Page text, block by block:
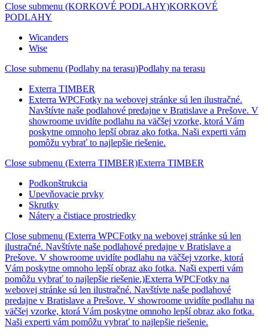
Close submenu (KORKOVÉ PODLAHY)KORKOVÉ
PODLAHY
Wicanders
Wise
Close submenu (Podlahy na terasu)Podlahy na terasu
Exterra TIMBER
Exterra WPCFotky na webovej stránke sú len ilustračné.
Navštívte naše podlahové predajne v Bratislave a Prešove. V
showroome uvidíte podlahu na väčšej vzorke, ktorá Vám
poskytne omnoho lepší obraz ako fotka. Naši experti vám
pomôžu vybrať to najlepšie riešenie.
Close submenu (Exterra TIMBER)Exterra TIMBER
Podkonštrukcia
Upevňovacie prvky
Skrutky
Nátery a čistiace prostriedky
Close submenu (Exterra WPCFotky na webovej stránke sú len
ilustračné. Navštívte naše podlahové predajne v Bratislave a
Prešove. V showroome uvidíte podlahu na väčšej vzorke, ktorá
Vám poskytne omnoho lepší obraz ako fotka. Naši experti vám
pomôžu vybrať to najlepšie riešenie.)Exterra WPCFotky na
webovej stránke sú len ilustračné. Navštívte naše podlahové
predajne v Bratislave a Prešove. V showroome uvidíte podlahu na
väčšej vzorke, ktorá Vám poskytne omnoho lepší obraz ako fotka.
Naši experti vám pomôžu vybrať to najlepšie riešenie.